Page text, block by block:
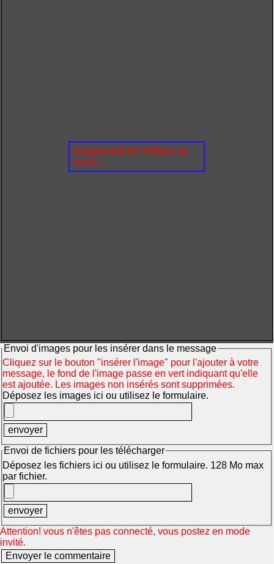
chargement de l'éditeur en
cours...
Envoi d'images pour les insérer dans le message
Cliquez sur le bouton "insérer l'image" pour l'ajouter à votre
message, le fond de l'image passe en vert indiquant qu'elle
est ajoutée. Les images non insérés sont supprimées.
Déposez les images ici ou utilisez le formulaire.
Envoi de fichiers pour les télécharger
Déposez les fichiers ici ou utilisez le formulaire. 128 Mo max
par fichier.
Attention! vous n'êtes pas connecté, vous postez en mode
invité.